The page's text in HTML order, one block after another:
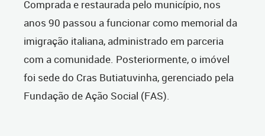
Comprada e restaurada pelo município, nos
anos 90 passou a funcionar como memorial da
imigração italiana, administrado em parceria
com a comunidade. Posteriormente, o imóvel
foi sede do Cras Butiatuvinha, gerenciado pela
Fundação de Ação Social (FAS).